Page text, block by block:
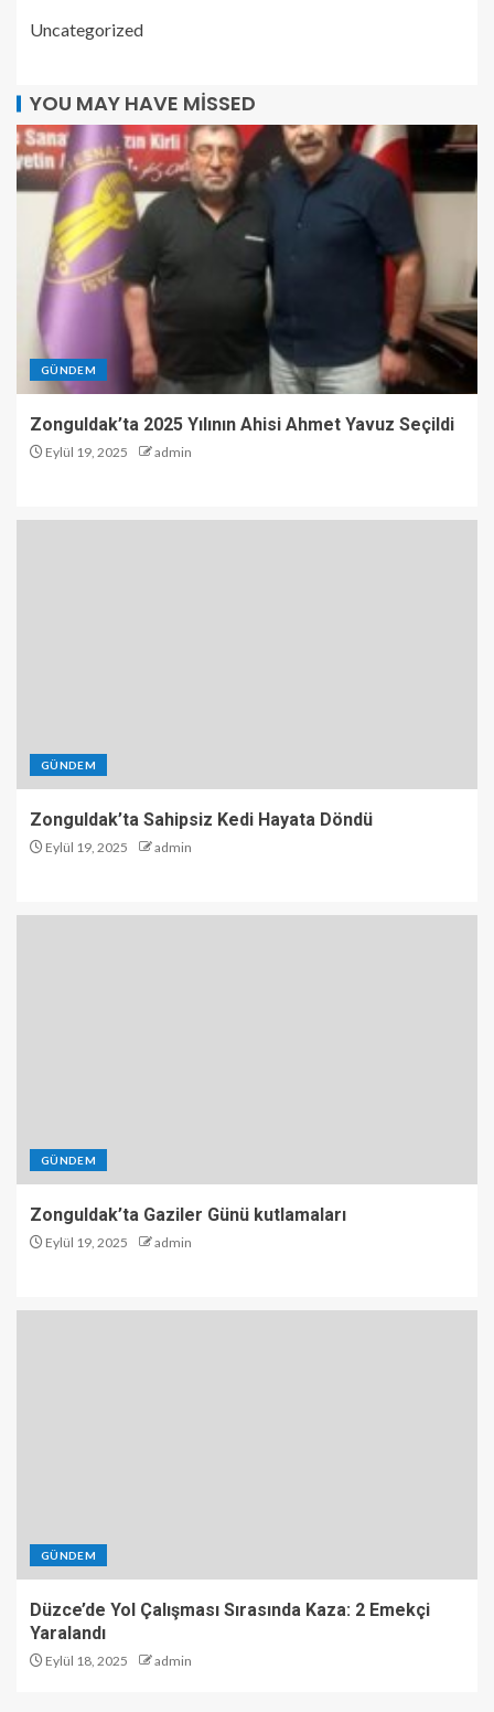
Uncategorized
YOU MAY HAVE MISSED
GÜNDEM
Zonguldak’ta 2025 Yılının Ahisi Ahmet Yavuz Seçildi
Eylül 19, 2025 admin
GÜNDEM
Zonguldak’ta Sahipsiz Kedi Hayata Döndü
Eylül 19, 2025 admin
GÜNDEM
Zonguldak’ta Gaziler Günü kutlamaları
Eylül 19, 2025 admin
GÜNDEM
Düzce’de Yol Çalışması Sırasında Kaza: 2 Emekçi
Yaralandı
Eylül 18, 2025 admin